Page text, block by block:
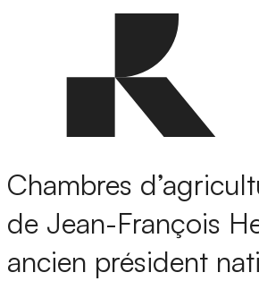
Chambres
de Jean-François
ancien président